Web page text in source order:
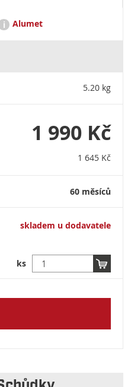
i Alumet
Moscow Oblast, Dmitrov,
5.20 kg
1 990 Kč
1 645 Kč
60 měsíců
skladem u dodavatele
ks